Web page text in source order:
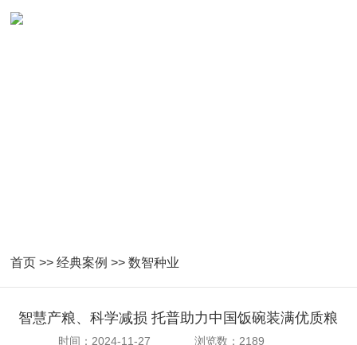
首页 >>经典案例 >>数智种业
智慧产粮、科学减损 托普助力中国饭碗装满优质粮
时间：2024-11-27 浏览数：2189